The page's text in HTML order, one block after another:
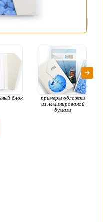
блок
примеры обложки
из ламинированой
бумаги